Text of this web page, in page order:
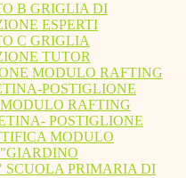
B GRIGLIA DI
ESPERTI
C GRIGLIA
TUTOR
MODULO RAFTING
POSTIGLIONE
RAFTING
POSTIGLIONE
MODULO
SCUOLA PRIMARIA DI